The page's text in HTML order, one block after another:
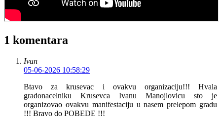
1 komentara
Ivan
05-06-2026 10:58:29
Btavo za krusevac i ovakvu organizaciju!!! Hvala
gradonacelniku Krusevca Ivanu Manojlovicu sto je
organizovao ovakvu manifestaciju u nasem prelepom gradu
!!! Bravo do POBEDE !!!